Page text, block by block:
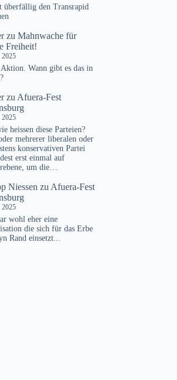
überfällig den Transrapid
zu Mahnwache für
Freiheit!
2025
Wann gibt es das in
zu Afuera-Fest
2025
heissen diese Parteien?
mehrerer liberalen oder
konservativen Partei
erst einmal auf
um die…
Niessen zu Afuera-Fest
2025
wohl eher eine
die sich für das Erbe
Rand einsetzt...